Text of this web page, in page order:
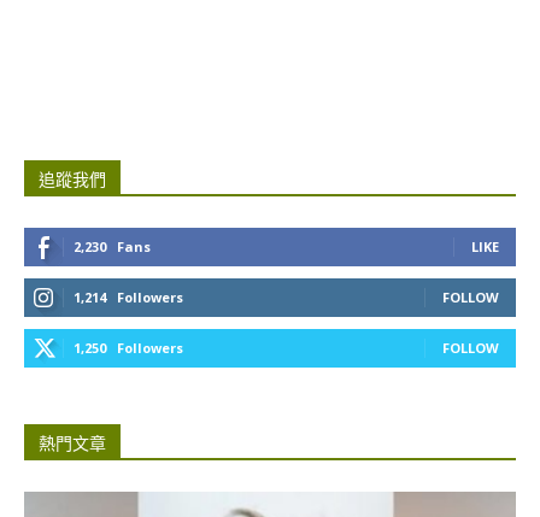
追蹤我們
2,230 Fans LIKE
1,214 Followers FOLLOW
1,250 Followers FOLLOW
熱門文章